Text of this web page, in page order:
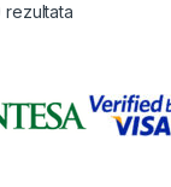
rezultataSorted by